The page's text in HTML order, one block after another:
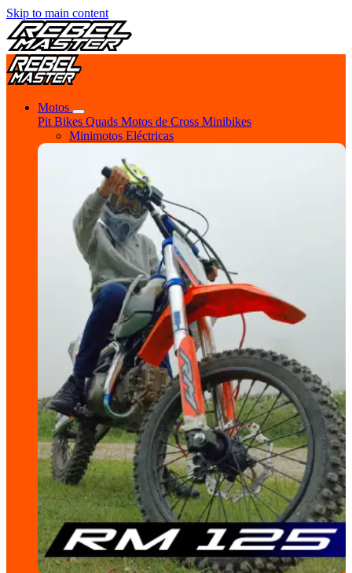
Skip to main content
Motos
Pit Bikes Quads Motos de Cross Minibikes
Minimotos Eléctricas